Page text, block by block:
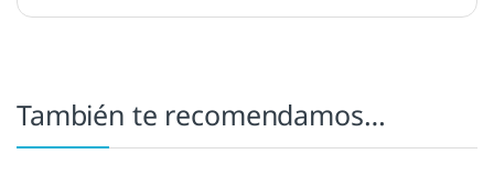
También te recomendamos…